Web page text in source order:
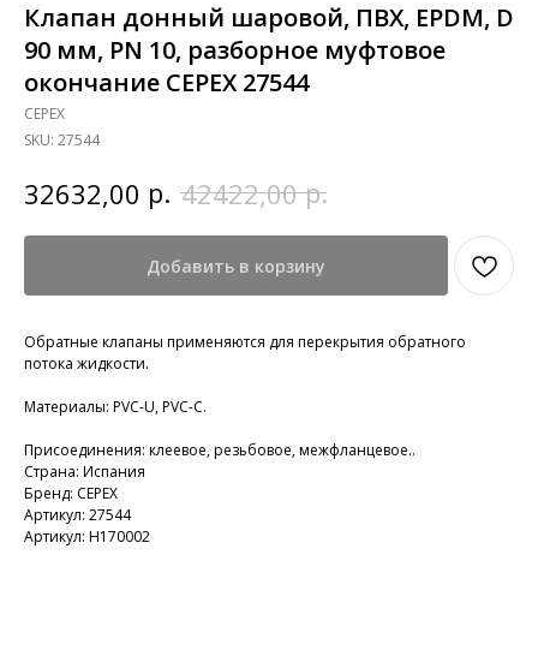
Клапан донный шаровой, ПВХ, EPDM, D
90 мм, PN 10, разборное муфтовое
окончание CEPEX 27544
CEPEX
SKU: 27544
32632,00 р. 42422,00 р.
Добавить в корзину
Обратные клапаны применяются для перекрытия обратного
потока жидкости.
Материалы: PVC-U, PVC-C.
Присоединения: клеевое, резьбовое, межфланцевое..
Страна: Испания
Бренд: CEPEX
Артикул: 27544
Артикул: H170002